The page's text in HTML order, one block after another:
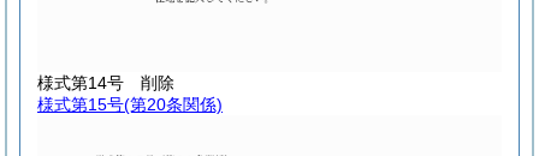
様式第14号 削除
様式第15号(第20条関係)